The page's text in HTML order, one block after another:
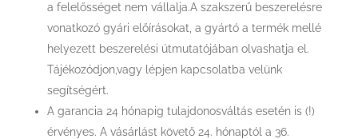
a felelősséget nem vállalja.A szakszerű beszerelésre
vonatkozó gyári előírásokat, a gyártó a termék mellé
helyezett beszerelési útmutatójában olvashatja el.
Tájékozódjon,vagy lépjen kapcsolatba velünk
segítségért.
A garancia 24 hónapig tulajdonosváltás esetén is (!)
érvényes. A vásárlást követő 24. hónaptól a 36.